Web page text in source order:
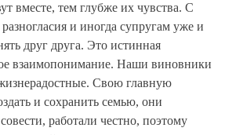
вместе, тем глубже их чувства. С
и иногда супругам уже и
друг друга. Это истинная
взаимопонимание. Наши виновники
Свою главную
и сохранить семью, они
работали честно, поэтому